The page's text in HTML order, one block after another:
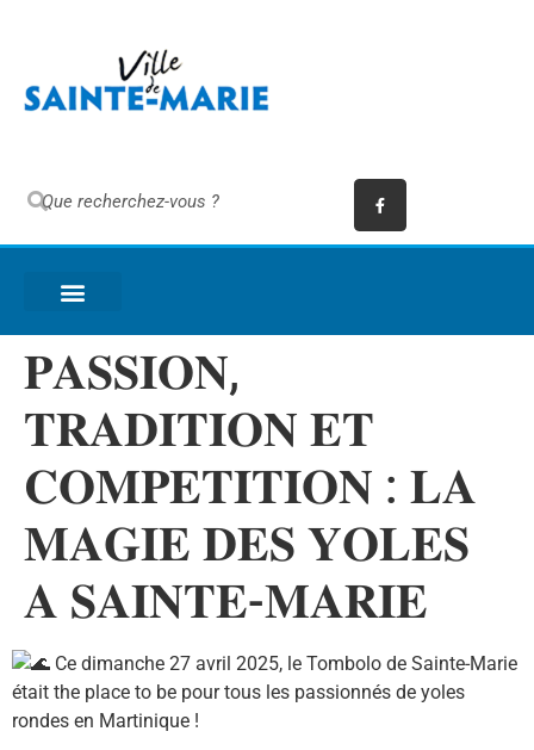
𝐏𝐀𝐒𝐒𝐈𝐎𝐍,
𝐓𝐑𝐀𝐃𝐈𝐓𝐈𝐎𝐍 𝐄𝐓
𝐂𝐎𝐌𝐏𝐄𝐓𝐈𝐓𝐈𝐎𝐍 : 𝐋𝐀
𝐌𝐀𝐆𝐈𝐄 𝐃𝐄𝐒 𝐘𝐎𝐋𝐄𝐒
𝐀 𝐒𝐀𝐈𝐍𝐓𝐄-𝐌𝐀𝐑𝐈𝐄
Ce dimanche 27 avril 2025, le Tombolo de Sainte-Marie
était the place to be pour tous les passionnés de yoles
rondes en Martinique !